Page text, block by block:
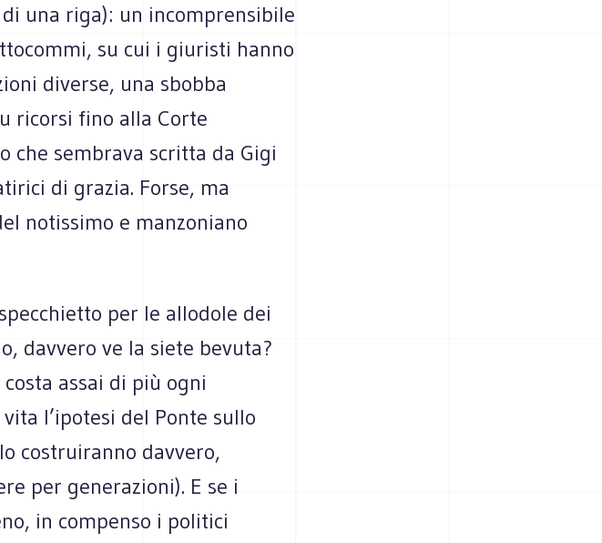
una riga): un incomprensibile
su cui i giuristi hanno
diverse, una sbobba
ricorsi fino alla Corte
che sembrava scritta da Gigi
di grazia. Forse, ma
notissimo e manzoniano
per le allodole dei
davvero ve la siete bevuta?
assai di più ogni
l’ipotesi del Ponte sullo
costruiranno davvero,
per generazioni). E se i
in compenso i politici